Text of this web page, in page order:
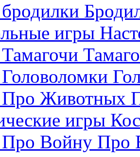
Про